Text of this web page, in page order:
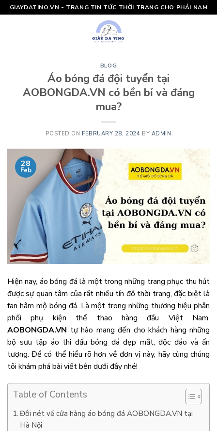
Skip
to
GIAYDATINO.VN - TRANG TIN TỨC THỜI TRANG CHO PHÁI NAM
BLOG
Áo bóng đá đội tuyển tại
AOBONGDA.VN có bền bỉ và đáng
mua?
POSTED ON FEBRUARY 28, 2024 BY ADMIN
28
Feb
Hiện nay, áo bóng đá là một trong những trang phục thu hút
được sự quan tâm của rất nhiều tín đồ thời trang, đặc biệt là
fan hâm mộ bóng đá. Là một trong những thương hiệu phân
phối phụ kiện thể thao hàng đầu Việt Nam,
AOBONGDA.VN tự hào mang đến cho khách hàng những
bộ sưu tập áo thi đấu bóng đá đẹp mắt, độc đáo và ấn
tượng. Để có thể hiểu rõ hơn về đơn vị này, hãy cùng chúng
tôi khám phá bài viết bên dưới đây nhé!
Table of Contents
Đôi nét về cửa hàng áo bóng đá AOBONGDA.VN tại
Hà Nội